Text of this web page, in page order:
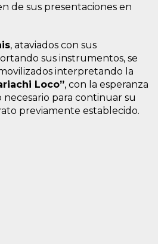
de sus presentaciones en
, ataviados con sus
sus instrumentos, se
interpretando la
Loco”, con la esperanza
para continuar su
previamente establecido.